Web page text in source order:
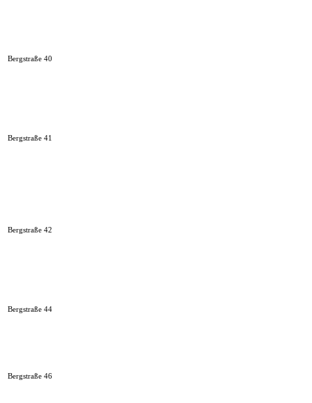
Bergstraße 40
Bergstraße 41
Bergstraße 42
Bergstraße 44
Bergstraße 46